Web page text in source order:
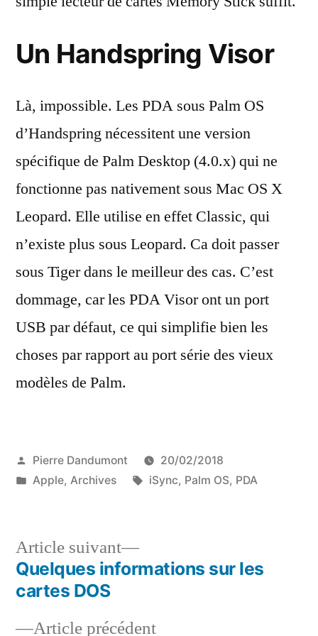
Un Handspring Visor
Là, impossible. Les PDA sous Palm OS
d’Handspring nécessitent une version
spécifique de Palm Desktop (4.0.x) qui ne
fonctionne pas nativement sous Mac OS X
Leopard. Elle utilise en effet Classic, qui
n’existe plus sous Leopard. Ca doit passer
sous Tiger dans le meilleur des cas. C’est
dommage, car les PDA Visor ont un port
USB par défaut, ce qui simplifie bien les
choses par rapport au port série des vieux
modèles de Palm.
Publié
par
Pierre Dandumont
20/02/2018
Publié
Apple, Archives Étiquettes :
iSync, Palm OS, PDA
Navigation
Article précédentArticle
Article suivant
Article
suivant :
Quelques informations sur les
cartes DOS